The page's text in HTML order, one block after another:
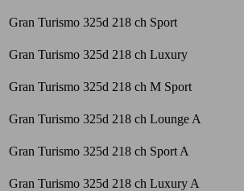
Gran Turismo 325d 218 ch Sport
Gran Turismo 325d 218 ch Luxury
Gran Turismo 325d 218 ch M Sport
Gran Turismo 325d 218 ch Lounge A
Gran Turismo 325d 218 ch Sport A
Gran Turismo 325d 218 ch Luxury A